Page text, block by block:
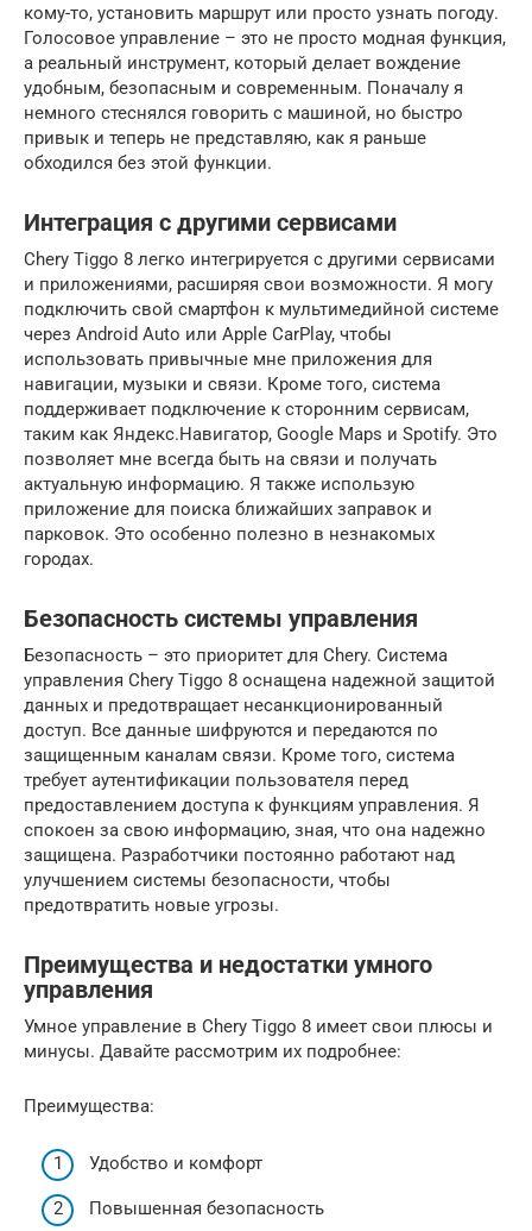
кому-то, установить маршрут или просто узнать погоду.
Голосовое управление – это не просто модная функция,
а реальный инструмент, который делает вождение
удобным, безопасным и современным. Поначалу я
немного стеснялся говорить с машиной, но быстро
привык и теперь не представляю, как я раньше
обходился без этой функции.
Интеграция с другими сервисами
Chery Tiggo 8 легко интегрируется с другими сервисами
и приложениями, расширяя свои возможности. Я могу
подключить свой смартфон к мультимедийной системе
через Android Auto или Apple CarPlay, чтобы
использовать привычные мне приложения для
навигации, музыки и связи. Кроме того, система
поддерживает подключение к сторонним сервисам,
таким как Яндекс.Навигатор, Google Maps и Spotify. Это
позволяет мне всегда быть на связи и получать
актуальную информацию. Я также использую
приложение для поиска ближайших заправок и
парковок. Это особенно полезно в незнакомых
городах.
Безопасность системы управления
Безопасность – это приоритет для Chery. Система
управления Chery Tiggo 8 оснащена надежной защитой
данных и предотвращает несанкционированный
доступ. Все данные шифруются и передаются по
защищенным каналам связи. Кроме того, система
требует аутентификации пользователя перед
предоставлением доступа к функциям управления. Я
спокоен за свою информацию, зная, что она надежно
защищена. Разработчики постоянно работают над
улучшением системы безопасности, чтобы
предотвратить новые угрозы.
Преимущества и недостатки умного
управления
Умное управление в Chery Tiggo 8 имеет свои плюсы и
минусы. Давайте рассмотрим их подробнее:
Преимущества:
Удобство и комфорт
Повышенная безопасность